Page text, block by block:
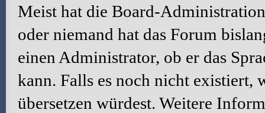
Meist hat die Board-
oder niemand hat das Forum
einen Administrator, ob er das
kann. Falls es noch nicht existiert,
übersetzen würdest. Weitere